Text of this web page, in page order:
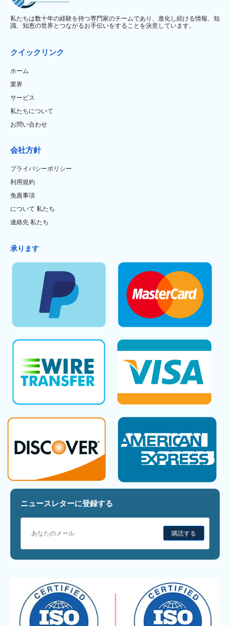
私たちは数十年の経験を持つ専門家のチームであり、進化し続ける情報、知
識、知恵の世界とつながるお手伝いをすることを決意しています。
クイックリンク
ホーム
業界
サービス
私たちについて
お問い合わせ
会社方針
プライバシーポリシー
利用規約
免責事項
について 私たち
連絡先 私たち
承ります
ニュースレターに登録する
購読する